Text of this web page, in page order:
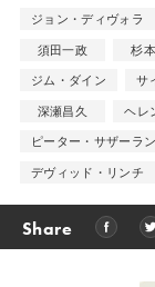
ジョン・ディヴォラ
須田一政
杉
ジム・ダイン
サ
深瀬昌久
ヘレ
ピーター・サザーラ
デヴィッド・リンチ
Share